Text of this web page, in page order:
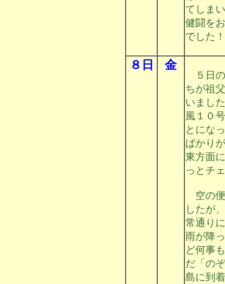
てしま
健闘を
でした！
８日 金
５日の
ちが祖
いまし
風１０
とにな
ばかり
東方面
っとチ
空の便
したが
常通り
雨が降
ど何事
だ「の
島に到